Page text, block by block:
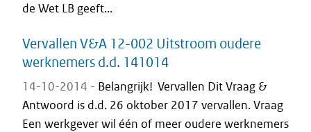
de Wet LB geeft...
Vervallen V&A 12-002 Uitstroom oudere
werknemers d.d. 141014
14-10-2014 - Belangrijk! Vervallen Dit Vraag &
Antwoord is d.d. 26 oktober 2017 vervallen. Vraag
Een werkgever wil één of meer oudere werknemers